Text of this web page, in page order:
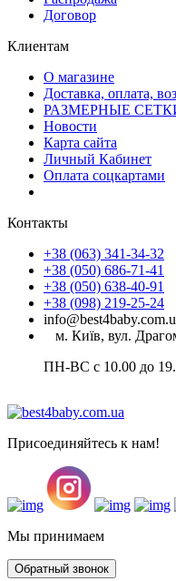
Договор
Клиентам
О магазине
Доставка, оплата,
РАЗМЕРНЫЕ
Новости
Карта сайта
Личный Кабинет
Оплата соцкартами
Контакты
+38 (063) 341-34-32
+38 (050) 686-71-41
+38 (050) 638-40-91
+38 (098) 219-25-24
м. Київ, вул.
ПН-ВС с 10.00 до
Присоединяйтесь к нам!
Мы принимаем
Обратный звонок